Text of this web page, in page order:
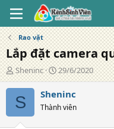
Rao vặt
Lắp đặt camera
T
á
c
g
ả
Sheninc
N
g
à
y
đ
29/6/2020
S Sheninc
Thành viên